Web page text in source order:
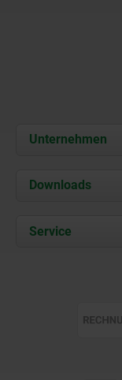
Unternehmen
Über uns
Karriere
Downloads
Service
Web Support